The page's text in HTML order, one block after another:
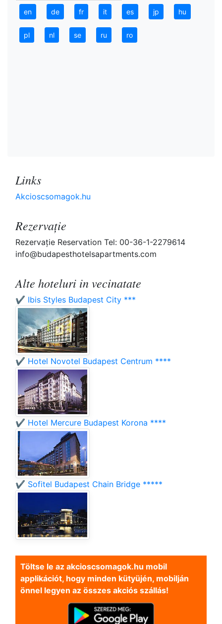
en de fr it es jp hu
pl nl se ru ro
Links
Akcioscsomagok.hu
Rezervaţie
Rezervaţie Reservation Tel: 00-36-1-2279614
info@budapesthotelsapartments.com
Alte hoteluri in vecinatate
✔️ Ibis Styles Budapest City ***
✔️ Hotel Novotel Budapest Centrum ****
✔️ Hotel Mercure Budapest Korona ****
✔️ Sofitel Budapest Chain Bridge *****
Töltse le az akcioscsomagok.hu mobil
applikációt, hogy minden kütyüjén, mobilján
önnel legyen az összes akciós szállás!